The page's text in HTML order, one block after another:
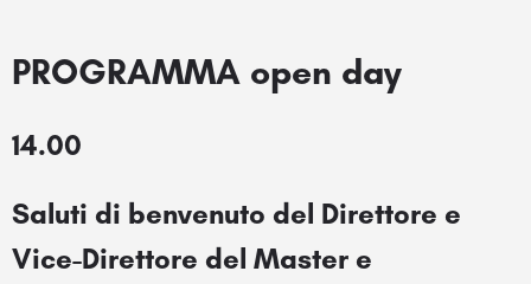
PROGRAMMA open day
14.00
Saluti di benvenuto del Direttore e
Vice-Direttore del Master e